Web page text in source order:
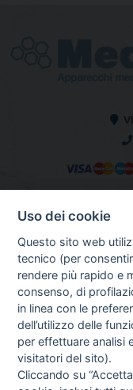
Uso dei cookie
Questo sito web
tecnico (per
rendere più rapido e
consenso, di
in linea con le
dell’utilizzo delle
per effettuare analisi
visitatori del sito).
Cliccando su